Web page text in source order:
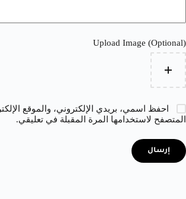
Upload Image (Optional)
احفظ اسمي، بريدي الإلكتروني، والموقع
المتصفح لاستخدامها المرة المقبلة في تعليقي.
إرسال